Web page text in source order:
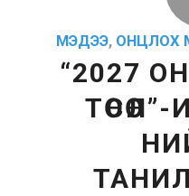
МЭДЭЭ, ОНЦЛОХ
“2027